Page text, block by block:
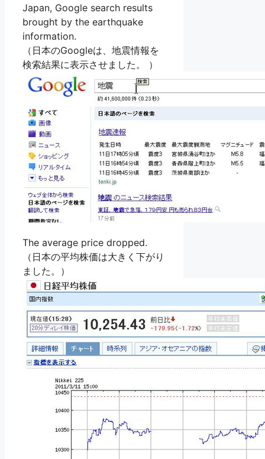
Japan, Google search results
brought by the earthquake
information.
（日本のGoogleは、地震情報を
検索結果に表示させました。 ）
The average price dropped.
（日本の平均株価は大きく下がり
ました。）